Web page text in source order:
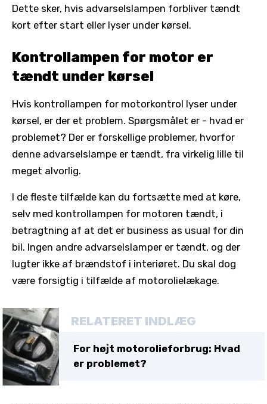
Dette sker, hvis advarselslampen forbliver tændt
kort efter start eller lyser under kørsel.
Kontrollampen for motor er
tændt under kørsel
Hvis kontrollampen for motorkontrol lyser under
kørsel, er der et problem. Spørgsmålet er - hvad er
problemet? Der er forskellige problemer, hvorfor
denne advarselslampe er tændt, fra virkelig lille til
meget alvorlig.
I de fleste tilfælde kan du fortsætte med at køre,
selv med kontrollampen for motoren tændt, i
betragtning af at det er business as usual for din
bil. Ingen andre advarselslamper er tændt, og der
lugter ikke af brændstof i interiøret. Du skal dog
være forsigtig i tilfælde af motorolielækage.
RELATERET INDLÆG
For højt motorolieforbrug: Hvad
er problemet?